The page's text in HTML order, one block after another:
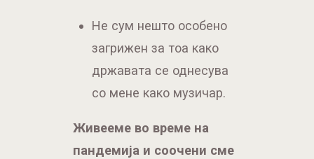
Не сум нешто особено
загрижен за тоа како
државата се однесува
со мене како музичар.
Живееме во време на
пандемија и соочени сме